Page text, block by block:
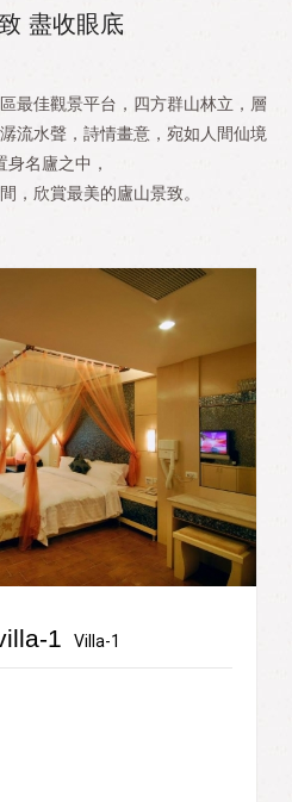
盡收眼底
最佳觀景平台，四方群山林立，層
流水聲，詩情畫意，宛如人間仙境
身名廬之中，
，欣賞最美的廬山景致。
1 Villa-1